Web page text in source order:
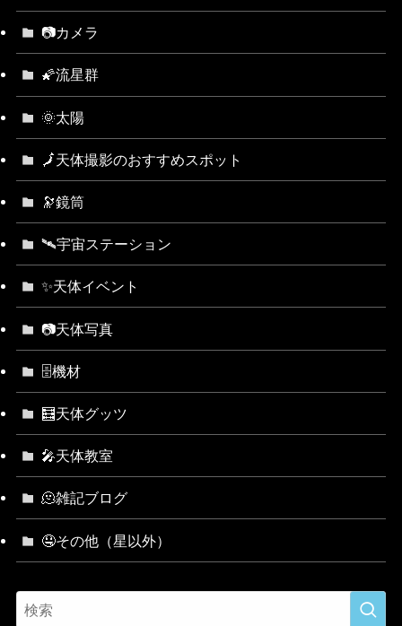
📷カメラ
🌠流星群
🌞太陽
🗾天体撮影のおすすめスポット
🔭鏡筒
🛰宇宙ステーション
✨天体イベント
📷天体写真
🗄機材
🧮天体グッツ
🎤天体教室
🫠雑記ブログ
🤤その他（星以外）